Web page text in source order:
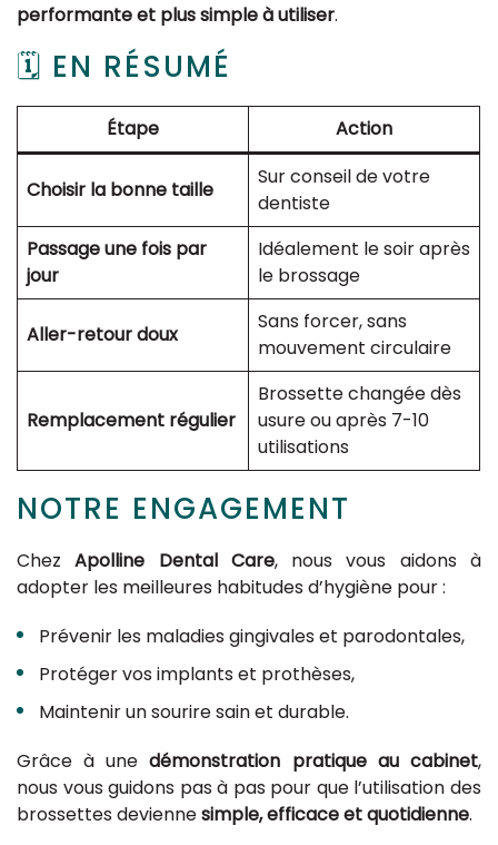
performante et plus simple à utiliser.
🗓 EN RÉSUMÉ
Étape Action
Choisir la bonne taille
Sur conseil de votre
dentiste
Passage une fois par
jour
Idéalement le soir après
le brossage
Aller-retour doux
Sans forcer, sans
mouvement circulaire
Remplacement régulier
Brossette changée dès
usure ou après 7-10
utilisations
NOTRE ENGAGEMENT
ChezApolline Dental Care, nous vous aidons à
adopter les meilleures habitudes d’hygiène pour :
Prévenir les maladies gingivales et parodontales,
Protéger vos implants et prothèses,
Maintenir un sourire sain et durable.
Grâce à unedémonstration pratique au cabinet,
nous vous guidons pas à pas pour que l’utilisation des
brossettes deviennesimple, efficace et quotidienne.